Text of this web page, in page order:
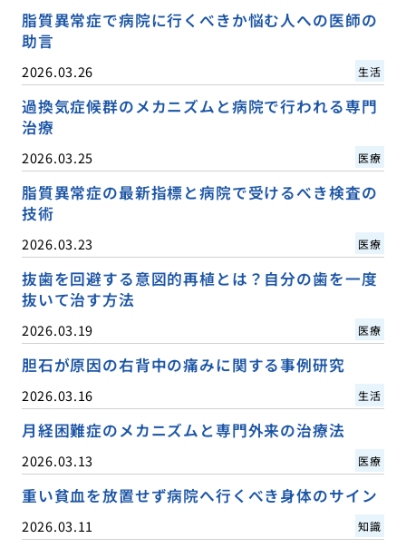
脂質異常症で病院に行くべきか悩む人への医師の
助言
2026.03.26 生活
過換気症候群のメカニズムと病院で行われる専門
治療
2026.03.25 医療
脂質異常症の最新指標と病院で受けるべき検査の
技術
2026.03.23 医療
抜歯を回避する意図的再植とは？自分の歯を一度
抜いて治す方法
2026.03.19 医療
胆石が原因の右背中の痛みに関する事例研究
2026.03.16 生活
月経困難症のメカニズムと専門外来の治療法
2026.03.13 医療
重い貧血を放置せず病院へ行くべき身体のサイン
2026.03.11 知識